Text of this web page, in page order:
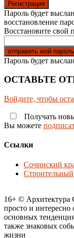
Пароль будет
восстановление
Восстановите свой
Пароль будет
ОСТАВЬТЕ
Войдите, чтобы
Получать
Вы можете
Ссылки
Сочинский
16+ © Архитектура
просто и интересно
основных
также знаковых